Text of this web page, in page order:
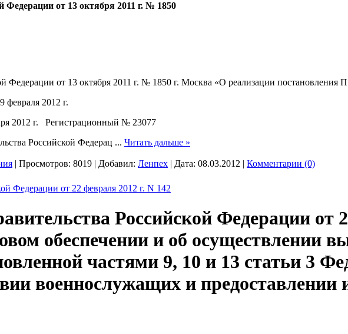
от 13 октября 2011 г. № 1850
от 13 октября 2011 г. № 1850 г. Москва «О реализации постановления
февраля 2012 г.
2012 г. Регистрационный № 23077
Российской Федерац ... Читать дальше »
| Просмотров: 8019 | Добавил: Ленпех | Дата: 08.03.2012 | Комментарии (0)
Федерации от 22 февраля 2012 г. N 142
Российской Федерации от
обеспечении и об осуществлении
частями 9, 10 и 13 статьи 3
военнослужащих и